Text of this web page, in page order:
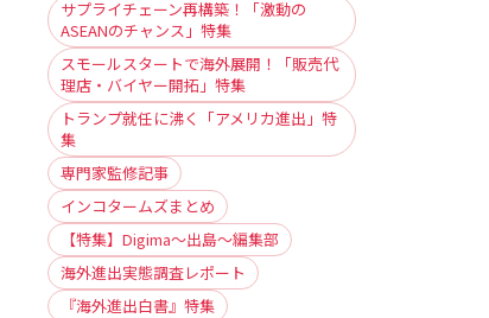
サプライチェーン再構築！「激動の
ASEANのチャンス」特集
スモールスタートで海外展開！「販売代
理店・バイヤー開拓」特集
トランプ就任に沸く「アメリカ進出」特
集
専門家監修記事
インコタームズまとめ
【特集】Digima〜出島〜編集部
海外進出実態調査レポート
『海外進出白書』特集